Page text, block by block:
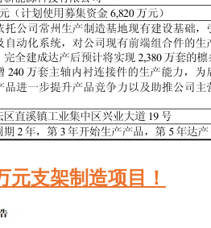
元支架制造项目！